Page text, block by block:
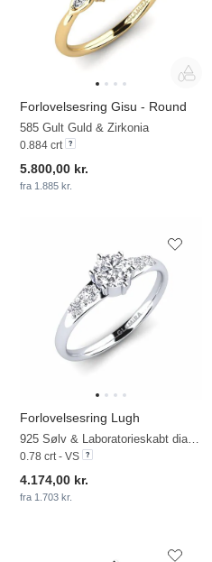
Forlovelsesring Gisu - Round
585 Gult Guld & Zirkonia
0.884 crt
5.800,00 kr.
fra 1.885 kr.
Forlovelsesring Lugh
925 Sølv & Laboratorieskabt diamant
0.78 crt - VS
4.174,00 kr.
fra 1.703 kr.